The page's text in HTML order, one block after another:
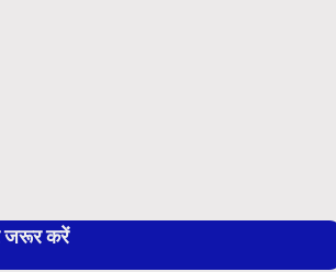
जरूर करें